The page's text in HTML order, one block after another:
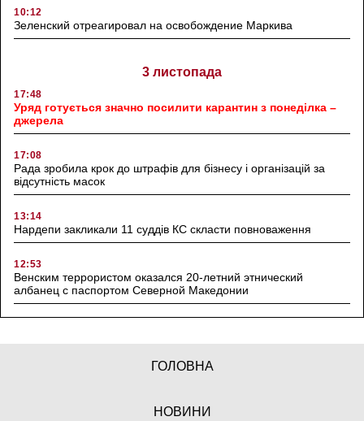
10:12
Зеленский отреагировал на освобождение Маркива
3 листопада
17:48
Уряд готується значно посилити карантин з понеділка –
джерела
17:08
Рада зробила крок до штрафів для бізнесу і організацій за
відсутність масок
13:14
Нардепи закликали 11 суддів КС скласти повноваження
12:53
Венским террористом оказался 20-летний этнический
албанец с паспортом Северной Македонии
ГОЛОВНА
НОВИНИ